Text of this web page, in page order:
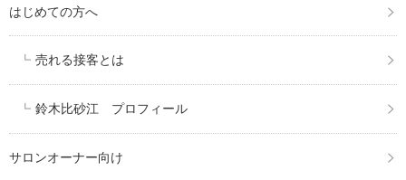
はじめての方へ
売れる接客とは
鈴木比砂江 プロフィール
サロンオーナー向け